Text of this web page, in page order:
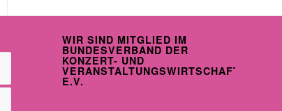
WIR SIND MITGLIED IM
BUNDESVERBAND DER
KONZERT- UND
VERANSTALTUNGSWIRTSCHAFT
E.V.